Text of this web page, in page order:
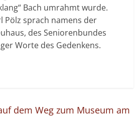
Bach umrahmt wurde.
Pölz sprach namens der
des Seniorenbundes
Worte des Gedenkens.
dem Weg zum Museum am